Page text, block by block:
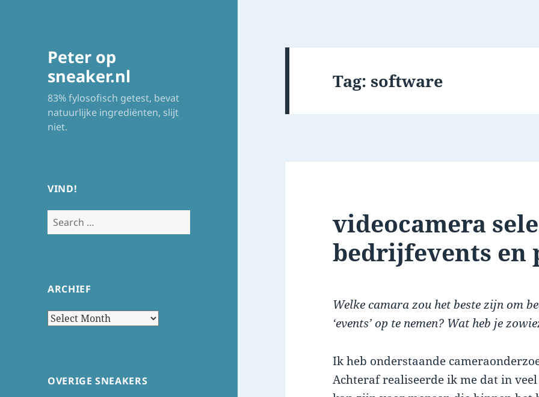
Peter op
sneaker.nl
83% fylosofisch getest, bevat
natuurlijke ingrediënten, slijt
niet.
VIND!
Search
for:
ARCHIEF
Archief
OVERIGE SNEAKERS
Tag:software
videocamera
bedrijfevents en
Welke camara zou het beste zijn om
‘events’ op te nemen? Wat heb je
Ik heb onderstaande
Achteraf realiseerde ik me dat in